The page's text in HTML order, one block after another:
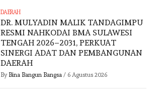
DAERAH
DR. MULYADIN MALIK TANDAGIMPU
RESMI NAHKODAI BMA SULAWESI
TENGAH 2026–2031, PERKUAT
SINERGI ADAT DAN PEMBANGUNAN
DAERAH
By Bina Bangun Bangsa/ 6 Agustus 2026